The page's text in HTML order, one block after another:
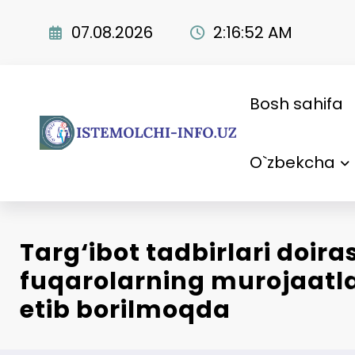
07.08.2026 2:16:53 AM
Bosh sahifa
O`zbekcha
Targ‘ibot tadbirlari
fuqarolarning
etib borilmoqda